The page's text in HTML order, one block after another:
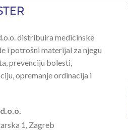
distribuira medicinske
i potrošni materijal za njegu
prevenciju bolesti,
opremanje ordinacija i
1, Zagreb